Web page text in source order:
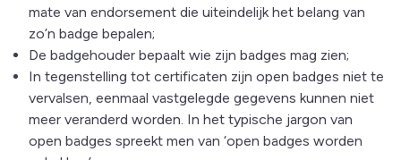
mate van endorsement die uiteindelijk het belang van
zo’n badge bepalen;
De badgehouder bepaalt wie zijn badges mag zien;
In tegenstelling tot certificaten zijn open badges niet te
vervalsen, eenmaal vastgelegde gegevens kunnen niet
meer veranderd worden. In het typische jargon van
open badges spreekt men van ‘open badges worden